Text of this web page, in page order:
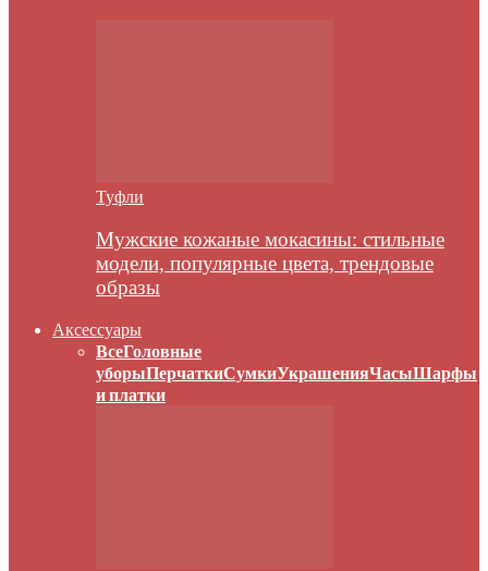
Туфли
Мужские кожаные мокасины: стильные
модели, популярные цвета, трендовые
образы
Аксессуары
ВсеГоловные
уборыПерчаткиСумкиУкрашенияЧасыШарфы
и платки